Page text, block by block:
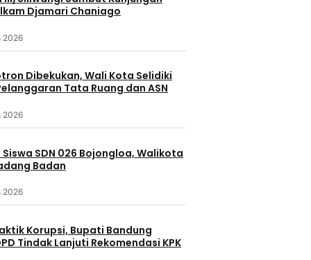
Djamari Chaniago
2026
Dibekukan, Wali Kota Selidiki
Tata Ruang dan ASN
2026
Siswa SDN 026 Bojongloa, Walikota
Badan
2026
Korupsi, Bupati Bandung
Tindak Lanjuti Rekomendasi KPK